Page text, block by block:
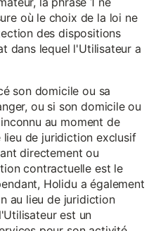
où le choix de la loi ne
des dispositions
dans lequel l'Utilisateur a
son domicile ou sa
ou si son domicile ou
au moment de
de juridiction exclusif
directement ou
contractuelle est le
Holidu a également
au lieu de juridiction
est un